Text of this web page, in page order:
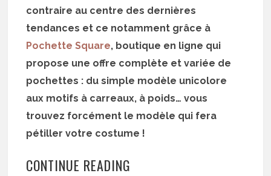
contraire au centre des dernières
tendances et ce notamment grâce à
Pochette Square, boutique en ligne qui
propose une offre complète et variée de
pochettes : du simple modèle unicolore
aux motifs à carreaux, à poids… vous
trouvez forcément le modèle qui fera
pétiller votre costume !
CONTINUE READING